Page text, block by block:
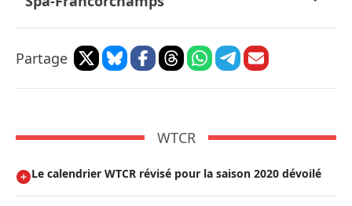
Partage
WTCR
Le calendrier WTCR révisé pour la saison 2020 dévoilé